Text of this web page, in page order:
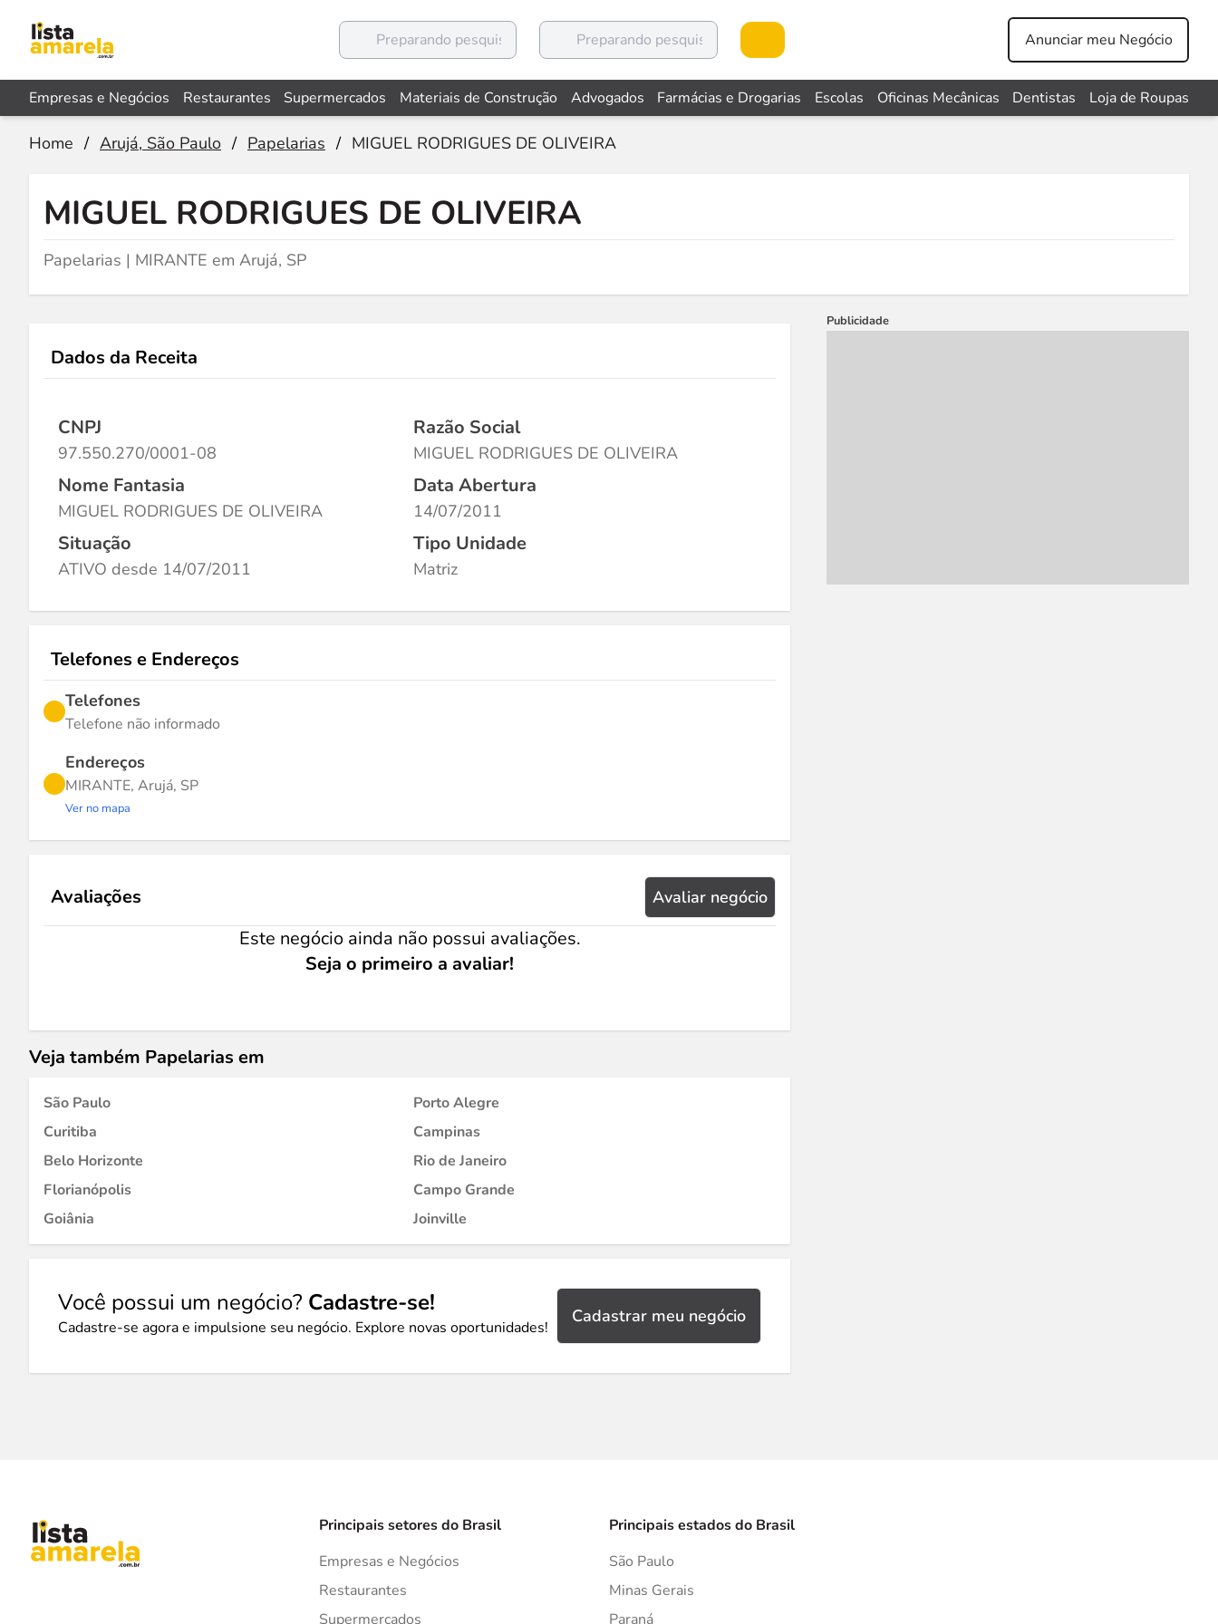
Anunciar meu Negócio
Empresas e Negócios Restaurantes Supermercados Materiais de Construção Advogados Farmácias e Drogarias Escolas Oficinas Mecânicas Dentistas Loja de Roupas
Home / Arujá, São Paulo / Papelarias / MIGUEL RODRIGUES DE OLIVEIRA
MIGUEL RODRIGUES DE OLIVEIRA
Papelarias | MIRANTE em Arujá, SP
Dados da Receita
CNPJ
97.550.270/0001-08
Razão Social
MIGUEL RODRIGUES DE OLIVEIRA
Nome Fantasia
MIGUEL RODRIGUES DE OLIVEIRA
Data Abertura
14/07/2011
Situação
ATIVO desde 14/07/2011
Tipo Unidade
Matriz
Telefones e Endereços
Telefones
Telefone não informado
Endereços
MIRANTE, Arujá, SP
Ver no mapa
Avaliações Avaliar negócio
Este negócio ainda não possui avaliações.
Seja o primeiro a avaliar!
Veja também Papelarias em
São Paulo
Porto Alegre
Curitiba
Campinas
Belo Horizonte
Rio de Janeiro
Florianópolis
Campo Grande
Goiânia
Joinville
Você possui um negócio? Cadastre-se!
Cadastre-se agora e impulsione seu negócio. Explore novas oportunidades!
Cadastrar meu negócio
Publicidade
Principais setores do Brasil
Empresas e Negócios
Restaurantes
Supermercados
Principais estados do Brasil
São Paulo
Minas Gerais
Paraná